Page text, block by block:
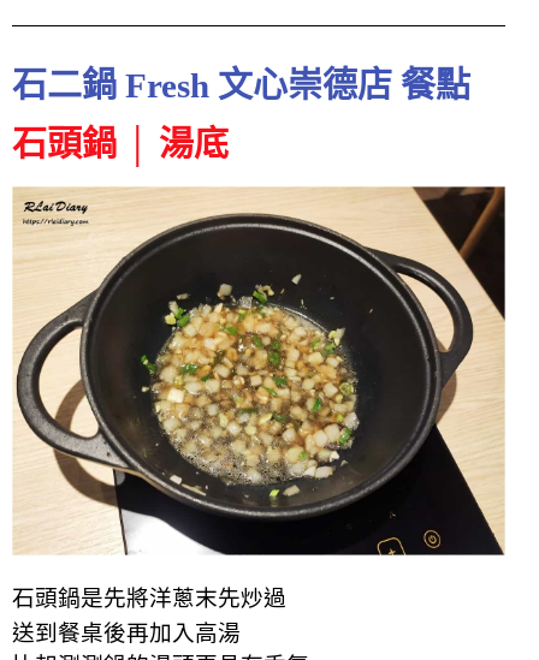
石二鍋 Fresh 文心崇德店 餐點
石頭鍋 │ 湯底
石頭鍋是先將洋蔥末先炒過
送到餐桌後再加入高湯